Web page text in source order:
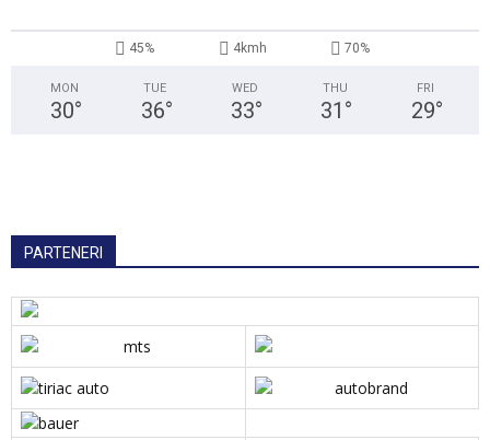
45% 4kmh 70%
MON
30°
TUE
36°
WED
33°
THU
31 °
FRI
29°
PARTENERI